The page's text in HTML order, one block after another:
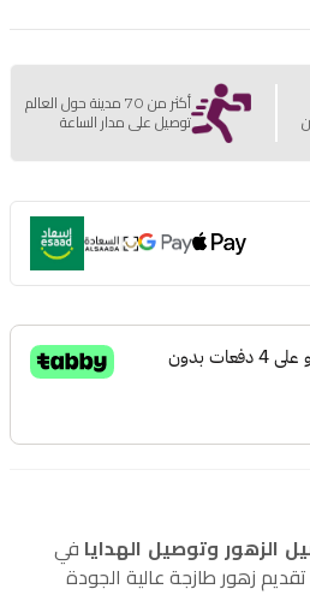
أكثر من 70 مدينة حول العالم
توصيل على مدار الساعة
الزهور وتوصيل الهدايا في
زهور طازجة عالية الجودة